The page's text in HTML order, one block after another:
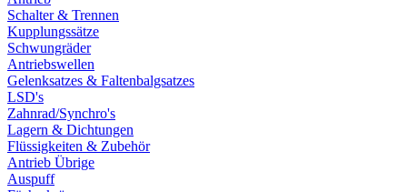
Schalter & Trennen
Kupplungssätze
Schwungräder
Antriebswellen
Gelenksatzes & Faltenbalgsatzes
LSD's
Zahnrad/Synchro's
Lagern & Dichtungen
Flüssigkeiten & Zubehör
Antrieb Übrige
Auspuff